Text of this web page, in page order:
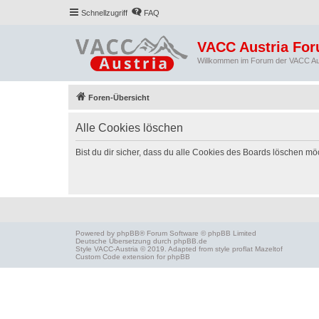
Schnellzugriff FAQ
VACC Austria
Willkommen im Forum der VACC
Foren-Übersicht
Alle Cookies löschen
Bist du dir sicher, dass du alle Cookies des Boards löschen
Powered by phpBB® Forum Software © phpBB Limited
Deutsche Übersetzung durch phpBB.de
Style VACC-Austria © 2019. Adapted from style proflat Mazeltof
Custom Code extension for phpBB